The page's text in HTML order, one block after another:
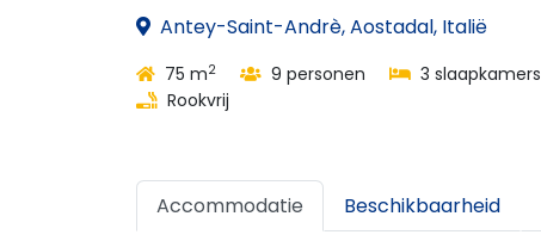
Antey-Saint-Andrè, Aostadal, Italië
75 m2 9 personen 3 slaapkamers
Rookvrij
Accommodatie Beschikbaarheid